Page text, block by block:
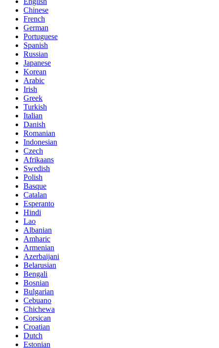
Chinese
French
German
Portuguese
Spanish
Russian
Japanese
Korean
Arabic
Irish
Greek
Turkish
Italian
Danish
Romanian
Indonesian
Czech
Afrikaans
Swedish
Polish
Basque
Catalan
Esperanto
Hindi
Lao
Albanian
Amharic
Armenian
Azerbaijani
Belarusian
Bengali
Bosnian
Bulgarian
Cebuano
Chichewa
Corsican
Croatian
Dutch
Estonian